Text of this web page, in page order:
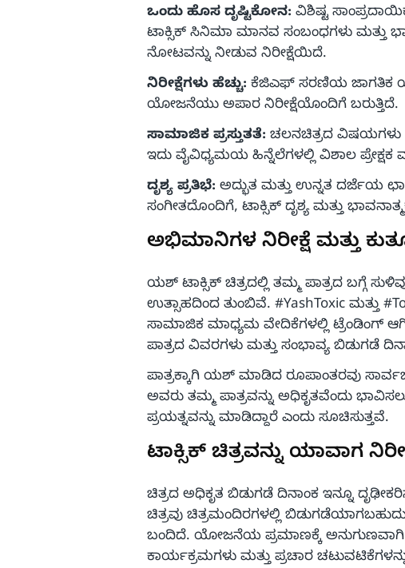
ಒಂದು ಹೊಸ ದೃಷ್ಟಿಕೋನ: ವಿಶಿಷ್ಟ
ಟಾಕ್ಸಿಕ್ ಸಿನಿಮಾ ಮಾನವ ಸಂಬಂಧಗಳು ಮತ್ತು
ನೋಟವನ್ನು ನೀಡುವ ನಿರೀಕ್ಷೆಯಿದೆ.
ನಿರೀಕ್ಷೆಗಳು ಹೆಚ್ಚು: ಕೆಜಿಎಫ್ ಸರಣಿಯ ಜಾಗತಿಕ
ಯೋಜನೆಯು ಅಪಾರ ನಿರೀಕ್ಷೆಯೊಂದಿಗೆ ಬರುತ್ತಿದೆ.
ಸಾಮಾಜಿಕ ಪ್ರಸ್ತುತತೆ: ಚಲನಚಿತ್ರದ ವಿಷಯಗಳು
ಇದು ವೈವಿಧ್ಯಮಯ ಹಿನ್ನೆಲೆಗಳಲ್ಲಿ ವಿಶಾಲ ಪ್ರೇಕ್ಷಕ
ದೃಶ್ಯ ಪ್ರತಿಭೆ: ಅದ್ಭುತ ಮತ್ತು ಉನ್ನತ ದರ್ಜೆಯ
ಸಂಗೀತದೊಂದಿಗೆ, ಟಾಕ್ಸಿಕ್ ದೃಶ್ಯ ಮತ್ತು
ಅಭಿಮಾನಿಗಳ ನಿರೀಕ್ಷೆ ಮತ್ತು
ಯಶ್ ಟಾಕ್ಸಿಕ್ ಚಿತ್ರದಲ್ಲಿ ತಮ್ಮ ಪಾತ್ರದ ಬಗ್ಗೆ
ಉತ್ಸಾಹದಿಂದ ತುಂಬಿವೆ. #YashToxic ಮತ್ತು
ಸಾಮಾಜಿಕ ಮಾಧ್ಯಮ ವೇದಿಕೆಗಳಲ್ಲಿ ಟ್ರೆಂಡಿಂಗ್
ಪಾತ್ರದ ವಿವರಗಳು ಮತ್ತು ಸಂಭಾವ್ಯ ಬಿಡುಗಡೆ
ಪಾತ್ರಕ್ಕಾಗಿ ಯಶ್ ಮಾಡಿದ ರೂಪಾಂತರವು
ಅವರು ತಮ್ಮ ಪಾತ್ರವನ್ನು ಅಧಿಕೃತವೆಂದು
ಪ್ರಯತ್ನವನ್ನು ಮಾಡಿದ್ದಾರೆ ಎಂದು ಸೂಚಿಸುತ್ತವೆ.
ಟಾಕ್ಸಿಕ್ ಚಿತ್ರವನ್ನು ಯಾವಾಗ
ಚಿತ್ರದ ಅಧಿಕೃತ ಬಿಡುಗಡೆ ದಿನಾಂಕ ಇನ್ನೂ
ಚಿತ್ರವು ಚಿತ್ರಮಂದಿರಗಳಲ್ಲಿ
ಬಂದಿದೆ. ಯೋಜನೆಯ ಪ್ರಮಾಣಕ್ಕೆ ಅನುಗುಣವಾಗಿ
ಕಾರ್ಯಕ್ರಮಗಳು ಮತ್ತು ಪ್ರಚಾರ